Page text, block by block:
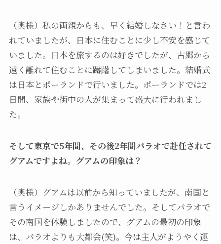
（奥様）私の両親からも、早く結婚しなさい！と言わ
れていましたが、日本に住むことに少し不安を感じて
いました。日本を旅するのは好きでしたが、古郷から
遠く離れて住むことに躊躇してしまいました。結婚式
は日本とポーランドで行いました。ポーランドでは2
日間、家族や街中の人が集まって盛大に行われまし
た。
そして東京で5年間、その後2年間パラオで赴任されて
グアムですよね。グアムの印象は？
（奥様）グアムは以前から知っていましたが、南国と
言うイメージしかありませんでした。そしてパラオで
その南国を体験しましたので、グアムの最初の印象
は、パラオよりも大都会(笑)。今は主人がようやく運